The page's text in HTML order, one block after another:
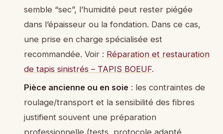
semble “sec”, l’humidité peut rester piégée
dans l’épaisseur ou la fondation. Dans ce cas,
une prise en charge spécialisée est
recommandée. Voir : Réparation et restauration
de tapis sinistrés – TAPIS BOEUF.
Pièce ancienne ou en soie: les contraintes de
roulage/transport et la sensibilité des fibres
justifient souvent une préparation
professionnelle (tests, protocole adapté,